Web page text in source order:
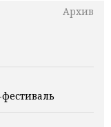
Архив